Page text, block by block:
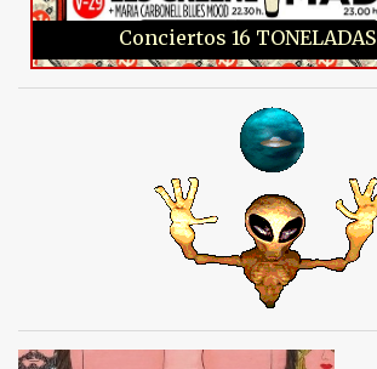
Conciertos 16 TONELADAS